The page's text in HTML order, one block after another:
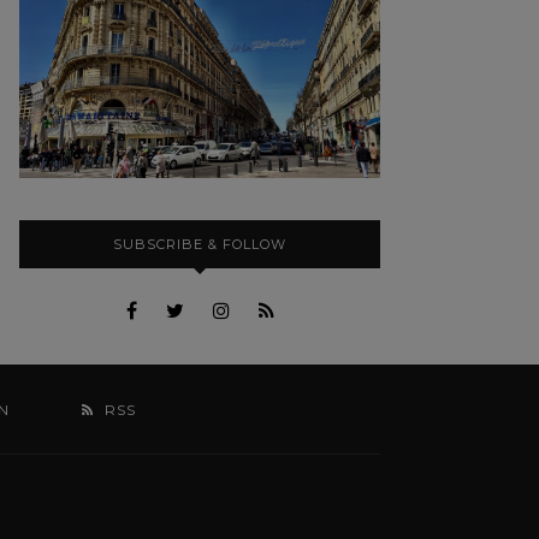
SUBSCRIBE & FOLLOW
RSS